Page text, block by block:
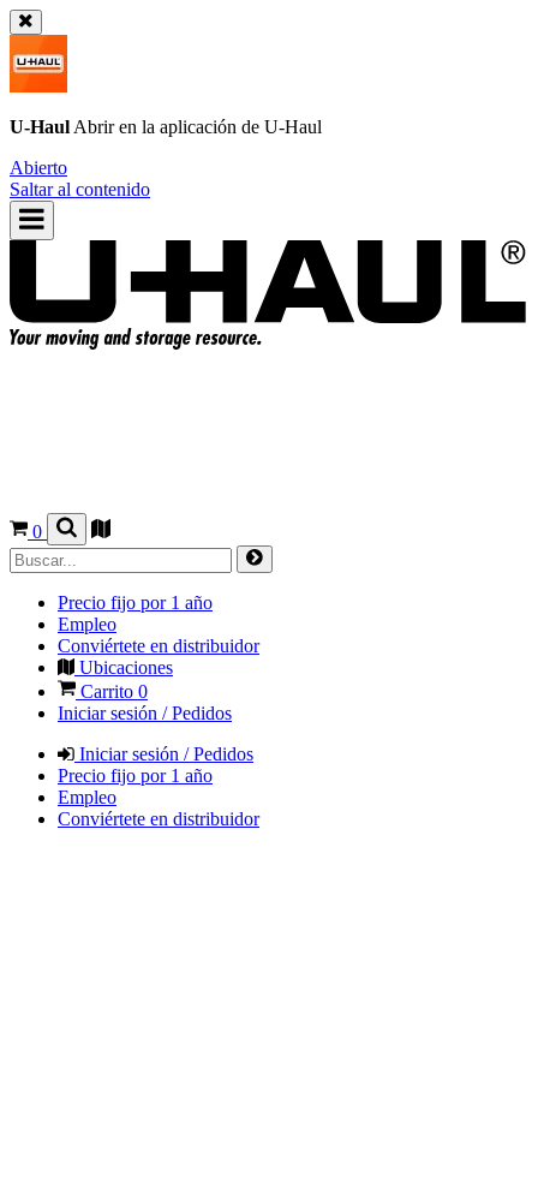
U-Haul Abrir en la aplicación de U-Haul
Abierto
Saltar al contenido
0
Precio fijo por 1 año
Empleo
Conviértete en distribuidor
Ubicaciones
Carrito 0
Iniciar sesión / Pedidos
Iniciar sesión / Pedidos
Precio fijo por 1 año
Empleo
Conviértete en distribuidor